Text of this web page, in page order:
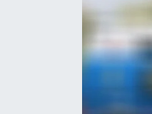
KÜLTÜR SANAT